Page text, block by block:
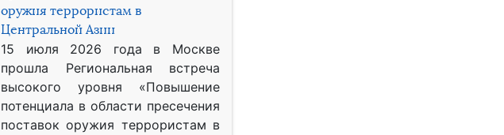
оружия террористам в
Центральной Азии
15 июля 2026 года в Москве
прошла Региональная встреча
высокого уровня «Повышение
потенциала в области пресечения
поставок оружия террористам в